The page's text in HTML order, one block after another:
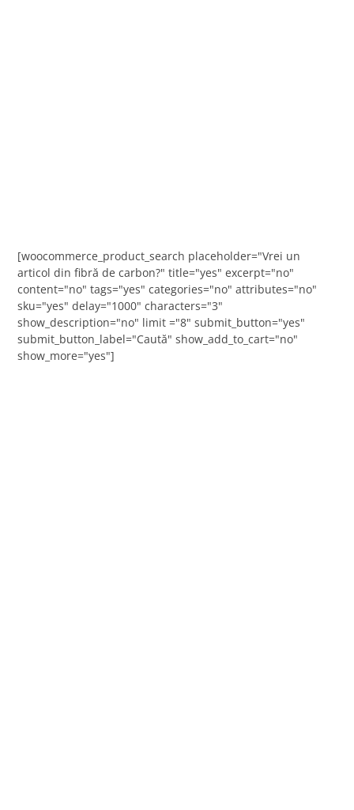
[woocommerce_product_search placeholder="Vrei un
articol din fibră de carbon?" title="yes" excerpt="no"
content="no" tags="yes" categories="no" attributes="no"
sku="yes" delay="1000" characters="3"
show_description="no" limit ="8" submit_button="yes"
submit_button_label="Caută" show_add_to_cart="no"
show_more="yes"]